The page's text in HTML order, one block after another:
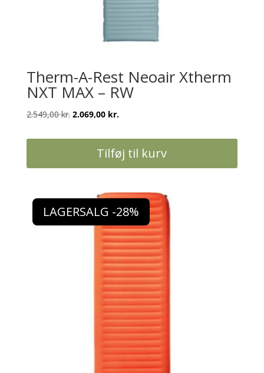
Therm-A-Rest Neoair Xtherm
NXT MAX – RW
2.549,00kr. Den
pris
2.549,00 kr..
2.069,00 kr.Den
pris
er:
2.069,00 kr..
Tilføj til kurv
LAGERSALG -28%